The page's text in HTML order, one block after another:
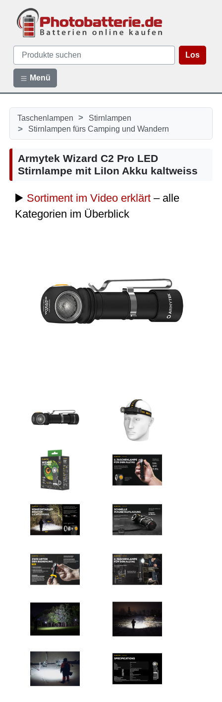
Los
Menü
Taschenlampen > Stirnlampen
> Stirnlampen fürs Camping und Wandern
Armytek Wizard C2 Pro LED
Stirnlampe mit LiIon Akku kaltweiss
▶️ Sortiment im Video erklärt – alle
Kategorien im Überblick